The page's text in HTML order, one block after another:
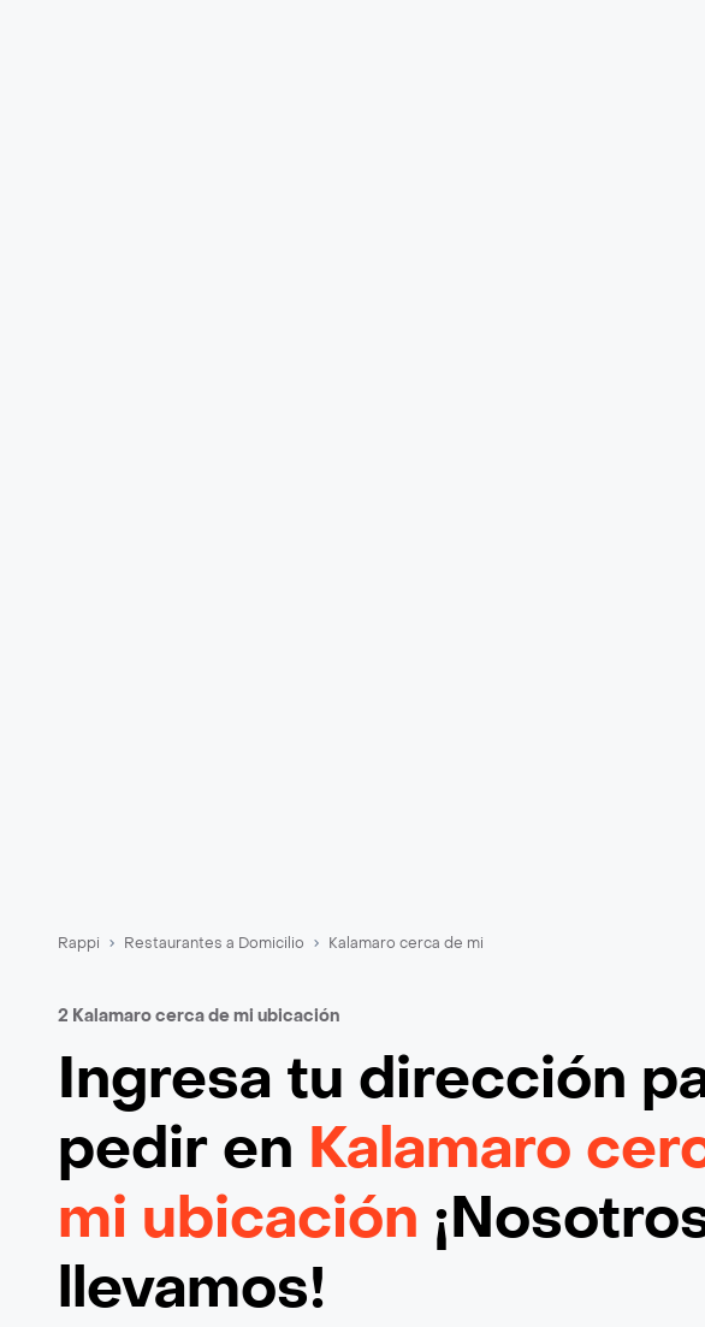
Rappi Restaurantes a Domicilio Kalamaro cerca de mi
2 Kalamaro cerca de mi ubicación
Ingresa tu dirección
pedir en Kalamaro
mi ubicación
llevamos!